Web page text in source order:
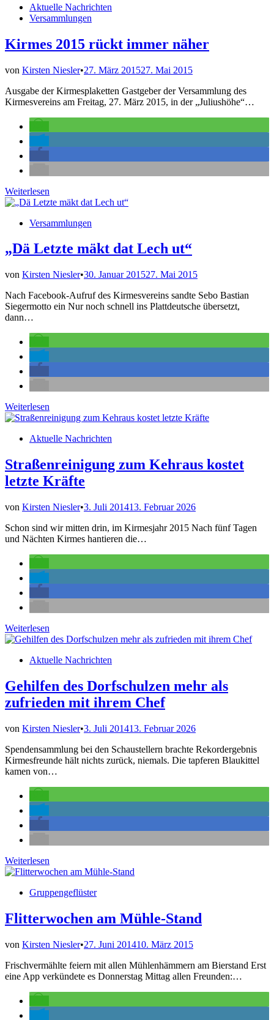
fährt
vorneweg
Veröffentlicht
Aktuelle Nachrichten
Versammlungen
Kirmes 2015 rückt immer näher
von Kirsten Niesler•27. März 201527. Mai 2015
Ausgabe der Kirmesplaketten Gastgeber der Versammlung des
Kirmesvereins am Freitag, 27. März 2015, in der „Juliushöhe“…
Kirmes
2015
immer
Weiterlesen
Veröffentlicht
Versammlungen
„Dä Letzte mäkt dat Lech ut“
von Kirsten Niesler•30. Januar 201527. Mai 2015
Nach Facebook-Aufruf des Kirmesvereins sandte Sebo Bastian
Siegermotto ein Nur noch schnell ins Plattdeutsche übersetzt,
dann…
„Dä
Letzte
ut“
Weiterlesen
Veröffentlicht
Aktuelle Nachrichten
Straßenreinigung zum Kehraus kostet
letzte Kräfte
von Kirsten Niesler•3. Juli 201413. Februar 2026
Schon sind wir mitten drin, im Kirmesjahr 2015 Nach fünf Tagen
und Nächten Kirmes hantieren die…
Straßenreinigung
zum
kostet
Kräfte
Weiterlesen
Veröffentlicht
Aktuelle Nachrichten
Gehilfen des Dorfschulzen mehr als
zufrieden mit ihrem Chef
von Kirsten Niesler•3. Juli 201413. Februar 2026
Spendensammlung bei den Schaustellern brachte Rekordergebnis
Kirmesfreunde hält nichts zurück, niemals. Die tapferen Blaukittel
kamen von…
Gehilfen
des
mehr
zufrieden
mit
Chef
Weiterlesen
Veröffentlicht
Gruppengeflüster
Flitterwochen am Mühle-Stand
von Kirsten Niesler•27. Juni 201410. März 2015
Frischvermählte feiern mit allen Mühlenhämmern am Bierstand Erst
eine App verkündete es Donnerstag Mittag allen Freunden:…